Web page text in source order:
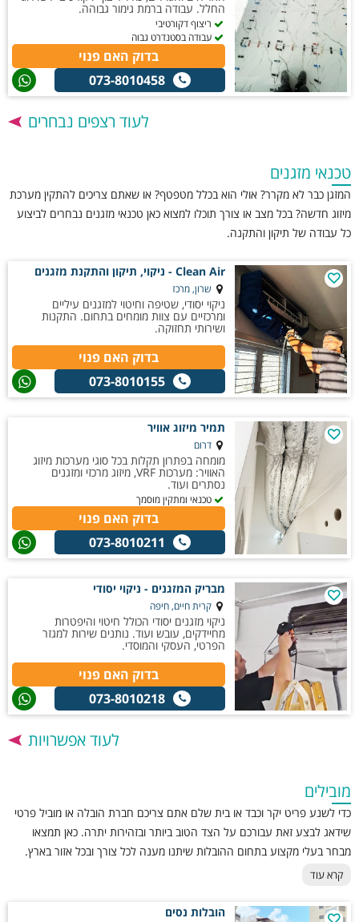
החלל. עבודה ברמת גימור גבוהה.
ריצוף דקורטיבי
עבודה בסטנדרט גבוה
בדוק האם פנוי
073-8010458
לעוד רצפים נבחרים
טכנאי מזגנים
המזגן כבר לא מקרר? אולי הוא בכלל מטפטף? או שאתם צריכים להתקין מערכת
מיזוג חדשה? בכל מצב או צורך תוכלו למצוא כאן טכנאי מזגנים נבחרים לביצוע
כל עבודה של תיקון והתקנה.
Clean Air - ניקוי, תיקון והתקנת מזגנים
שרון, מרכז
ניקוי יסודי, שטיפה וחיטוי למזגנים עיליים
ומרכזיים עם צוות מומחים בתחום. התקנות
ושירותי תחזוקה.
בדוק האם פנוי
073-8010155
תמיר מיזוג אוויר
דרום
מומחה בפתרון תקלות בכל סוגי מערכות מיזוג
האוויר: מערכות VRF, מיזוג מרכזי ומזגנים
נסתרים ועוד.
טכנאי ומתקין מוסמך
בדוק האם פנוי
073-8010211
מבריק המזגנים - ניקוי יסודי
קרית חיים, חיפה
ניקוי מזגנים יסודי הכולל חיטוי והיפטרות
מחיידקים, עובש ועוד. נותנים שירות למגזר
הפרטי, העסקי והמוסדי.
בדוק האם פנוי
073-8010218
לעוד אפשרויות
מובילים
כדי לשנע פריט יקר וכבד או בית שלם אתם צריכם חברת הובלה או מוביל פרטי
שידאג לבצע זאת עבורכם על הצד הטוב ביותר ובזהירות יתרה. כאן תמצאו
מבחר בעלי מקצוע בתחום ההובלות שיתנו מענה לכל צורך ובכל אזור בארץ.
קרא עוד
הובלות נסים